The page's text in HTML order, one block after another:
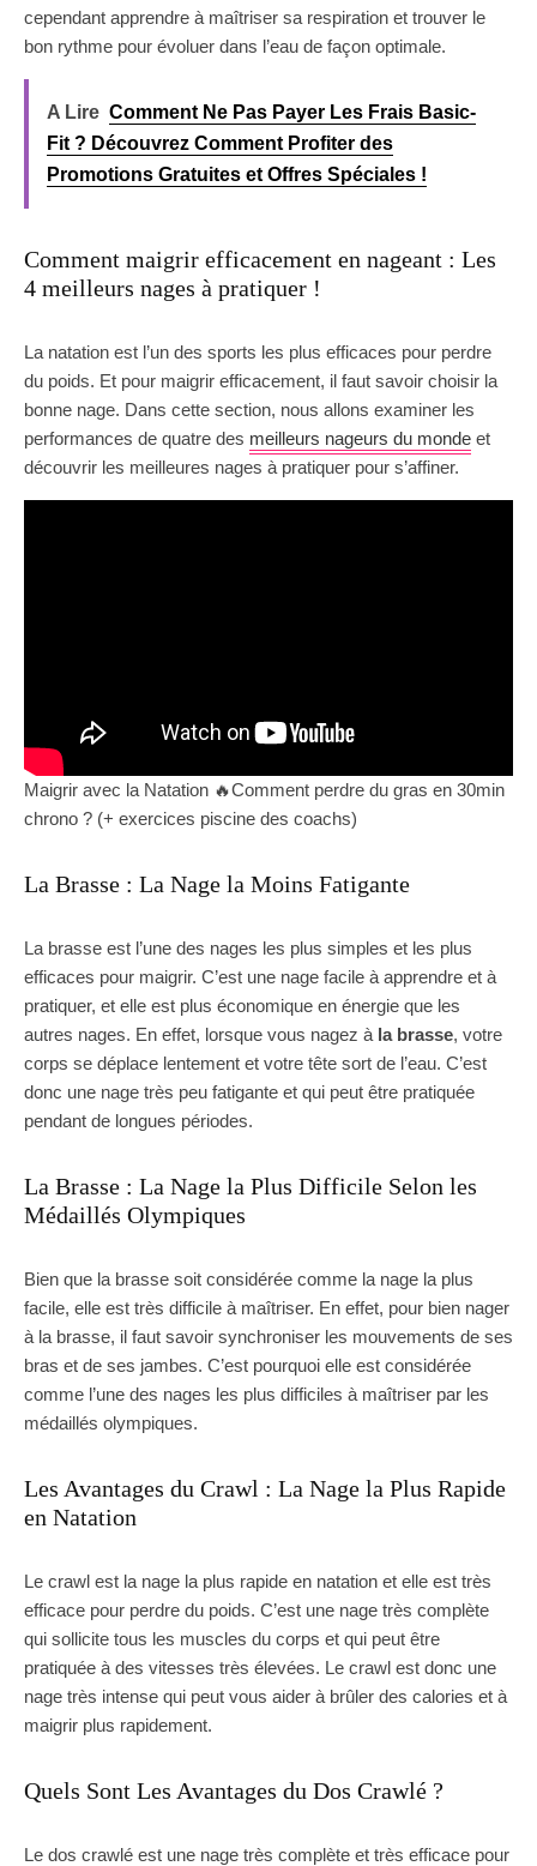
cependant apprendre à maîtriser sa respiration et trouver le
bon rythme pour évoluer dans l’eau de façon optimale.
A Lire Comment Ne Pas Payer Les Frais Basic-
Fit ? Découvrez Comment Profiter des
Promotions Gratuites et Offres Spéciales !
Comment maigrir efficacement en nageant : Les
4 meilleurs nages à pratiquer !
La natation est l’un des sports les plus efficaces pour perdre
du poids. Et pour maigrir efficacement, il faut savoir choisir la
bonne nage. Dans cette section, nous allons examiner les
performances de quatre des meilleurs nageurs du monde et
découvrir les meilleures nages à pratiquer pour s’affiner.
Maigrir avec la Natation 🔥Comment perdre du gras en 30min
chrono ? (+ exercices piscine des coachs)
La Brasse : La Nage la Moins Fatigante
La brasse est l’une des nages les plus simples et les plus
efficaces pour maigrir. C’est une nage facile à apprendre et à
pratiquer, et elle est plus économique en énergie que les
autres nages. En effet, lorsque vous nagez à la brasse, votre
corps se déplace lentement et votre tête sort de l’eau. C’est
donc une nage très peu fatigante et qui peut être pratiquée
pendant de longues périodes.
La Brasse : La Nage la Plus Difficile Selon les
Médaillés Olympiques
Bien que la brasse soit considérée comme la nage la plus
facile, elle est très difficile à maîtriser. En effet, pour bien nager
à la brasse, il faut savoir synchroniser les mouvements de ses
bras et de ses jambes. C’est pourquoi elle est considérée
comme l’une des nages les plus difficiles à maîtriser par les
médaillés olympiques.
Les Avantages du Crawl : La Nage la Plus Rapide
en Natation
Le crawl est la nage la plus rapide en natation et elle est très
efficace pour perdre du poids. C’est une nage très complète
qui sollicite tous les muscles du corps et qui peut être
pratiquée à des vitesses très élevées. Le crawl est donc une
nage très intense qui peut vous aider à brûler des calories et à
maigrir plus rapidement.
Quels Sont Les Avantages du Dos Crawlé ?
Le dos crawlé est une nage très complète et très efficace pour